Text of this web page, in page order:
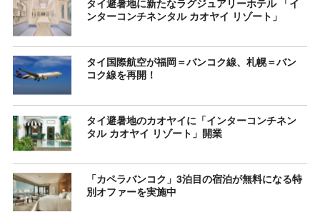
タイ避暑地に新たなラグジュアリーホテル 「イ
ンターコンチネンタル カオヤイ リゾート」
タイ国際航空が福岡＝バンコク線、札幌＝バン
コク線を再開！
タイ避暑地のカオヤイに「インターコンチネン
タル カオヤイ リゾート」開業
「カペラバンコク」3泊目の宿泊が無料になる特
別オファーを実施中